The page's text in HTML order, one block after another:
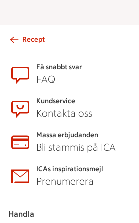
Recept
Få snabbt svar
FAQ
Kundservice
Kontakta oss
Massa erbjudanden
Bli stammis på ICA
ICAs inspirationsmejl
Prenumerera
Handla